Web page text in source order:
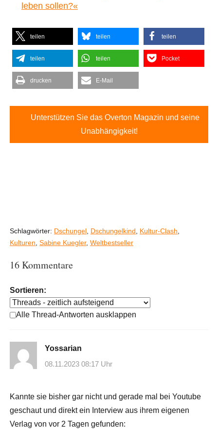
leben sollen?«
teilen teilen teilen
teilen teilen Pocket
drucken E-Mail
Unterstützen Sie das Overton Magazin und seine
Unabhängigkeit!
Schlagwörter: Dschungel, Dschungelkind, Kultur-Clash,
Kulturen, Sabine Kuegler, Weltbestseller
16 Kommentare
Sortieren:
Alle Thread-Antworten ausklappen
Yossarian
08.11.2023 08:17 Uhr
Kannte sie bisher gar nicht und gerade mal bei Youtube
geschaut und direkt ein Interview aus ihrem eigenen
Verlag von vor 2 Tagen gefunden: